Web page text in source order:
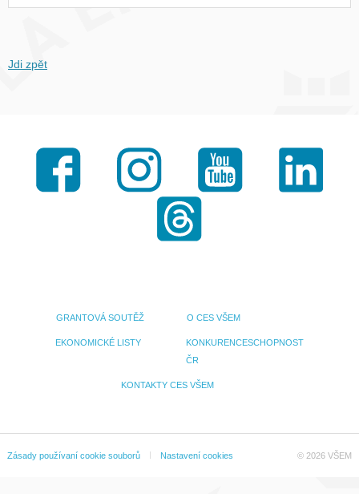
Jdi zpět
Facebook Instagram Youtube
GRANTOVÁ SOUTĚŽ O CES VŠEM
EKONOMICKÉ LISTY
KONKURENCESCHOPNOST
ČR
KONTAKTY CES VŠEM
Zásady používaní cookie souborů Nastavení cookies © 2026 VŠEM